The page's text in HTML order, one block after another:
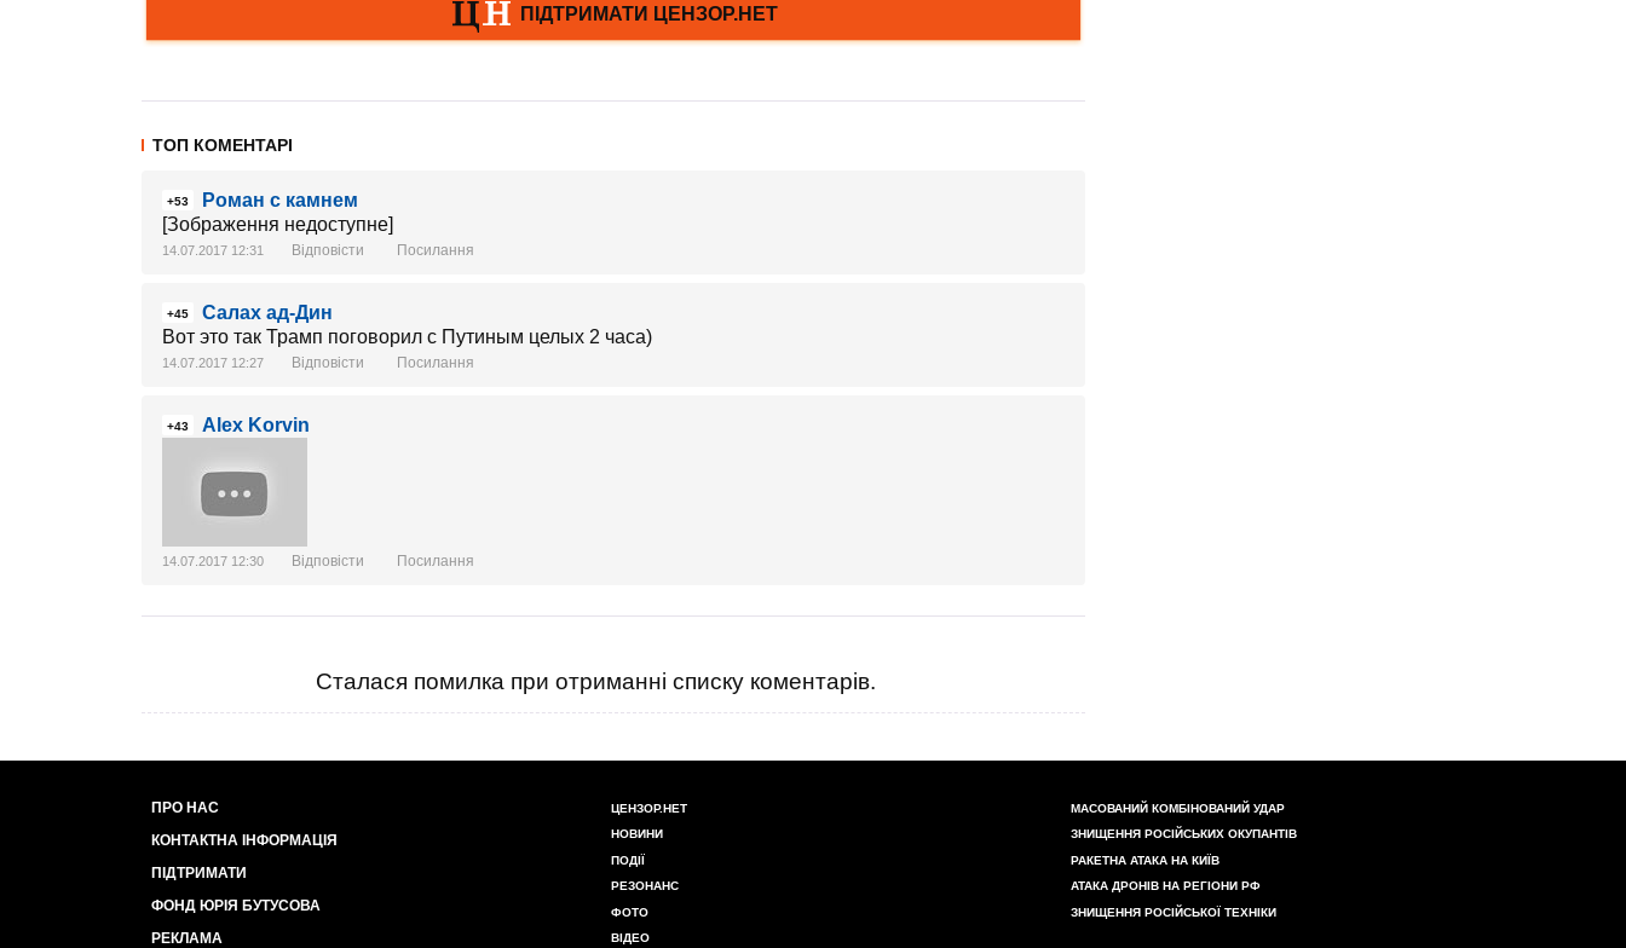
ТОП КОМЕНТАРІ
+53
Роман с камнем
[Зображення недоступне]
14.07.2017 12:31 Відповісти Посилання
+45
Салах ад-Дин
Вот это так Трамп поговорил с Путиным целых 2 часа)
14.07.2017 12:27 Відповісти Посилання
+43 Alex Korvin
14.07.2017 12:30 Відповісти Посилання
Сталася помилка при отриманні списку коментарів.
ПРО НАС
КОНТАКТНА ІНФОРМАЦІЯ
ПІДТРИМАТИ
ФОНД ЮРІЯ БУТУСОВА
РЕКЛАМА
ЦЕНЗОР.НЕТ
НОВИНИ
ПОДІЇ
РЕЗОНАНС
ФОТО
ВІДЕО
МАСОВАНИЙ КОМБІНОВАНИЙ УДАР
ЗНИЩЕННЯ РОСІЙСЬКИХ ОКУПАНТІВ
РАКЕТНА АТАКА НА КИЇВ
АТАКА ДРОНІВ НА РЕГІОНИ РФ
ЗНИЩЕННЯ РОСІЙСЬКОЇ ТЕХНІКИ